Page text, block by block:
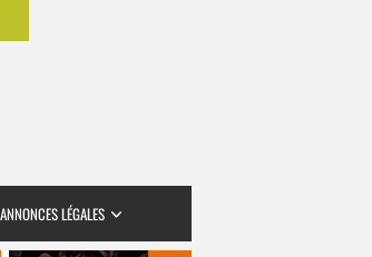
ANNONCES LÉGALES